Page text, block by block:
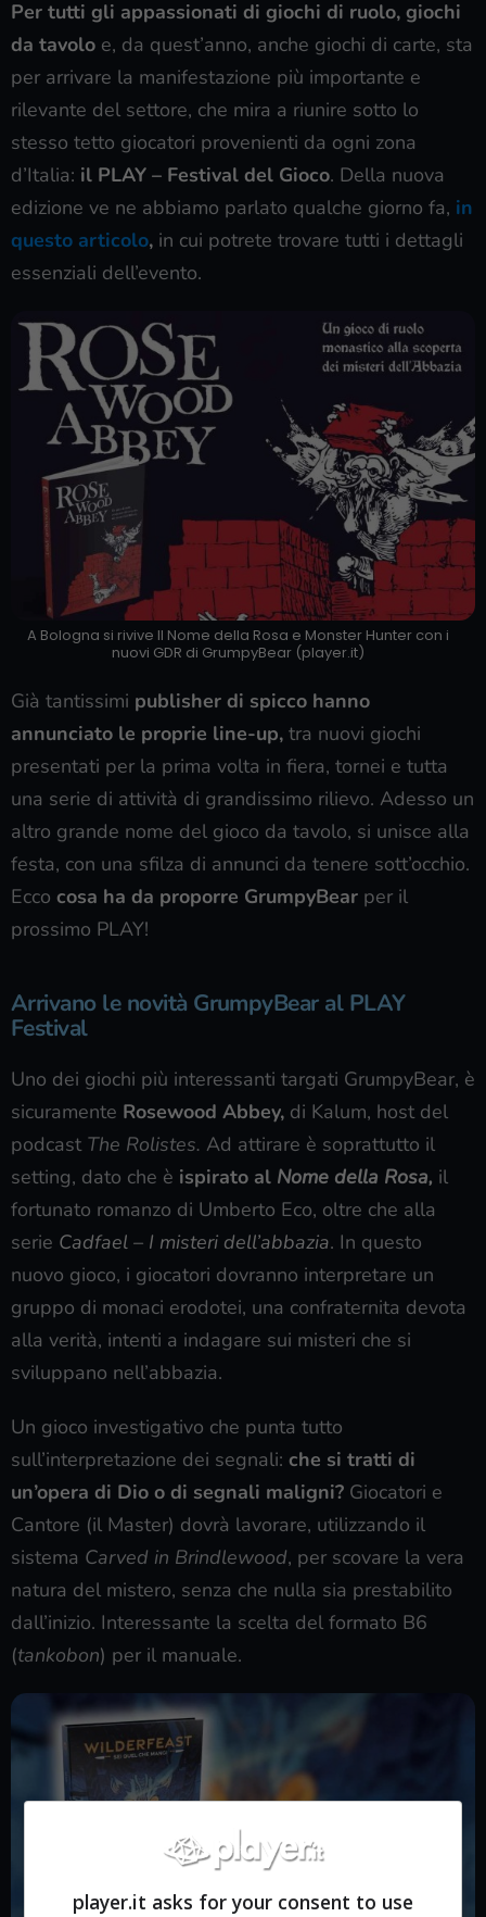
Per tutti gli appassionati di giochi di ruolo, giochi
da tavolo e, da quest’anno, anche giochi di carte, sta
per arrivare la manifestazione più importante e
rilevante del settore, che mira a riunire sotto lo
stesso tetto giocatori provenienti da ogni zona
d’Italia: il PLAY – Festival del Gioco. Della nuova
edizione ve ne abbiamo parlato qualche giorno fa, in
questo articolo, in cui potrete trovare tutti i dettagli
essenziali dell’evento.
A Bologna si rivive Il Nome della Rosa e Monster Hunter con i
nuovi GDR di GrumpyBear (player.it)
Già tantissimi publisher di spicco hanno
annunciato le proprie line-up, tra nuovi giochi
presentati per la prima volta in fiera, tornei e tutta
una serie di attività di grandissimo rilievo. Adesso un
altro grande nome del gioco da tavolo, si unisce alla
festa, con una sfilza di annunci da tenere sott’occhio.
Ecco cosa ha da proporre GrumpyBear per il
prossimo PLAY!
Arrivano le novità GrumpyBear al PLAY
Festival
Uno dei giochi più interessanti targati GrumpyBear, è
sicuramente Rosewood Abbey, di Kalum, host del
podcastThe Rolistes. Ad attirare è soprattutto il
setting, dato che è ispirato al Nome della Rosa, il
fortunato romanzo di Umberto Eco, oltre che alla
serie Cadfael – I misteri dell’abbazia. In questo
nuovo gioco, i giocatori dovranno interpretare un
gruppo di monaci erodotei, una confraternita devota
alla verità, intenti a indagare sui misteri che si
sviluppano nell’abbazia.
Un gioco investigativo che punta tutto
sull’interpretazione dei segnali: che si tratti di
un’opera di Dio o di segnali maligni? Giocatori e
Cantore (il Master) dovrà lavorare, utilizzando il
sistema Carved in Brindlewood, per scovare la vera
natura del mistero, senza che nulla sia prestabilito
dall’inizio. Interessante la scelta del formato B6
(tankobon) per il manuale.
player.it asks for your consent to use